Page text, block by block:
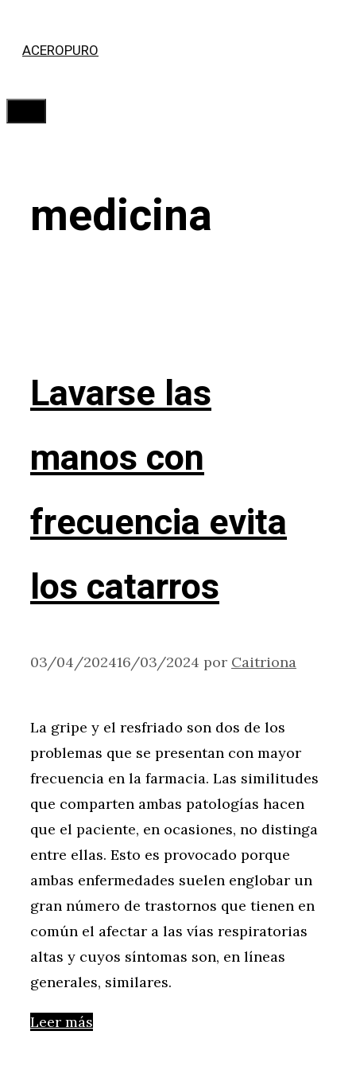
ACEROPURO
medicina
Lavarse las
manos con
frecuencia evita
los catarros
03/04/202416/03/2024 por Caitriona
La gripe y el resfriado son dos de los
problemas que se presentan con mayor
frecuencia en la farmacia. Las similitudes
que comparten ambas patologías hacen
que el paciente, en ocasiones, no distinga
entre ellas. Esto es provocado porque
ambas enfermedades suelen englobar un
gran número de trastornos que tienen en
común el afectar a las vías respiratorias
altas y cuyos síntomas son, en líneas
generales, similares.
Leer más